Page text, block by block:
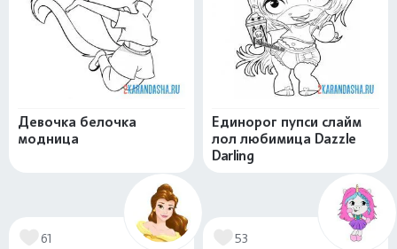
Девочка белочка
модница
Единорог пупси слайм
лол любимица Dazzle
Darling
61 53